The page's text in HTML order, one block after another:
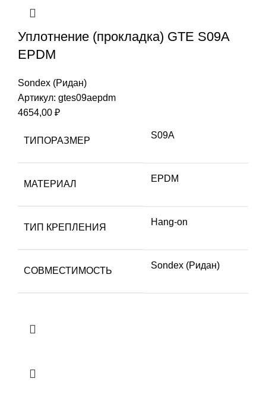
Уплотнение (прокладка) GTE S09A
EPDM
Sondex (Ридан)
Артикул: gtes09aepdm
4654,00 ₽
ТИПОРАЗМЕР
S09A
МАТЕРИАЛ
EPDM
ТИП КРЕПЛЕНИЯ
Hang-on
СОВМЕСТИМОСТЬ
Sondex (Ридан)